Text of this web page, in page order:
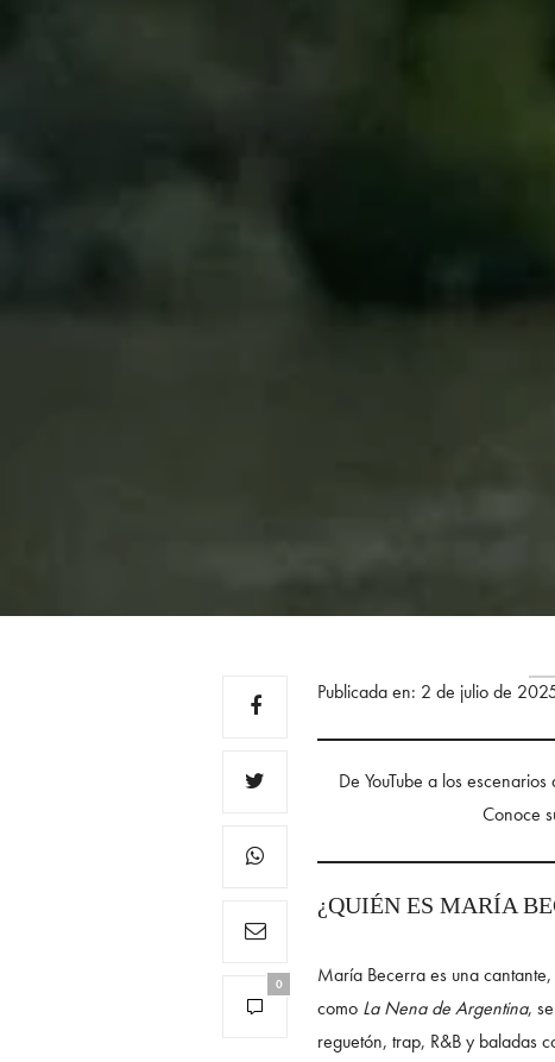
0
Publicada en: 2 de julio de
De YouTube a los
Conoce
¿QUIÉN ES MARÍA
María Becerra es una
como La Nena de Argentina,
reguetón, trap, R&B y baladas